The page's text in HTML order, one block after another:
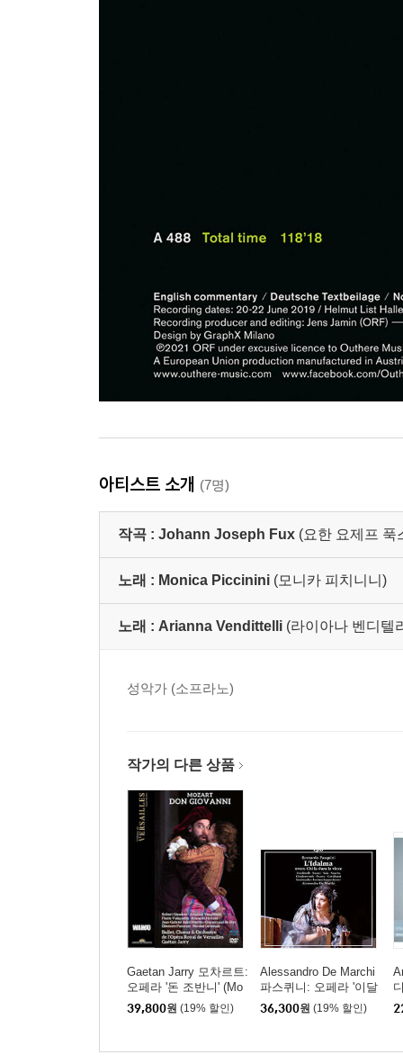
아티스트 소개 (7명)
작곡 : Johann Joseph Fux (요한 요제프 푹
노래 : Monica Piccinini (모니카 피치니니)
노래 : Arianna Vendittelli (라이아나 벤디텔
성악가 (소프라노)
작가의 다른 상품
Gaetan Jarry 모차르트:
오페라 '돈 조반니' (Mo
zart: Don Giovanni)
39,800원 (19% 할인)
Alessandro De Marchi
파스퀴니: 오페라 '이달
마, 혹은 누구든 인내하
는 자가 승리한다' (Pas
hi la dura la vince)
36,300원 (19% 할인)